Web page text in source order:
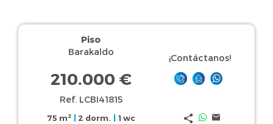
Piso
Barakaldo
210.000 €
Ref. LCBI41815
75 m2 2 dorm. 1 wc
¡Contáctanos!